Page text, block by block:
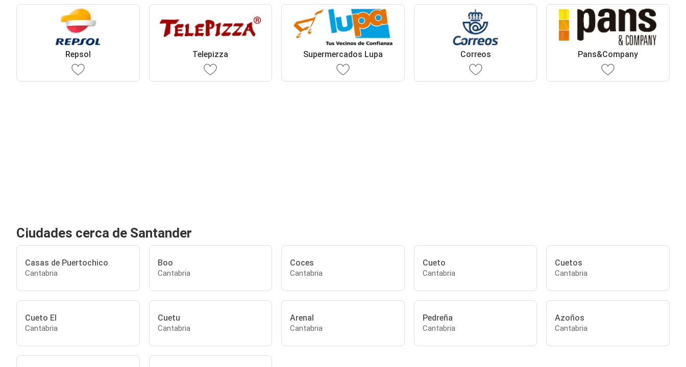
Repsol Telepizza Supermercados Lupa Correos Pans&Company
Ciudades cerca de Santander
Casas de Puertochico
Cantabria
Boo
Cantabria
Coces
Cantabria
Cueto
Cantabria
Cuetos
Cantabria
Cueto El
Cantabria
Cuetu
Cantabria
Arenal
Cantabria
Pedreña
Cantabria
Azoños
Cantabria